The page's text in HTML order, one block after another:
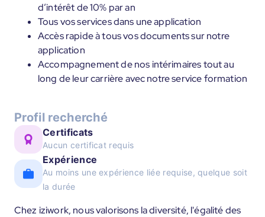
d’intérêt de 10% par an
Tous vos services dans une application
Accès rapide à tous vos documents sur notre
application
Accompagnement de nos intérimaires tout au
long de leur carrière avec notre service formation
Profil recherché
Certificats
Aucun certificat requis
Expérience
Au moins une expérience liée requise, quelque soit
la durée
Chez iziwork, nous valorisons la diversité, l'égalité des